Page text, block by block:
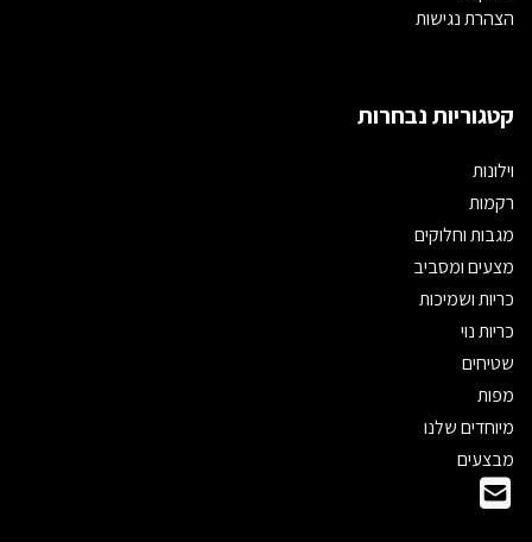
הצהרת נגישות
קטגוריות נבחרות
וילונות
רקמות
מגבות וחלוקים
מצעים ומסביב
כריות ושמיכות
כריות נוי
שטיחים
מפות
מיוחדים שלנו
מבצעים